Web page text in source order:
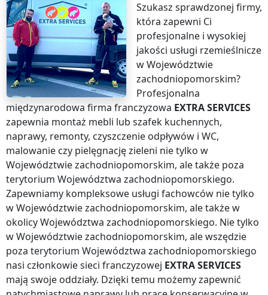
Szukasz sprawdzonej firmy,
która zapewni Ci
profesjonalne i wysokiej
jakości usługi rzemieślnicze
w Województwie
zachodniopomorskim?
Profesjonalna
międzynarodowa firma franczyzowa EXTRA SERVICES
zapewnia montaż mebli lub szafek kuchennych,
naprawy, remonty, czyszczenie odpływów i WC,
malowanie czy pielęgnację zieleni nie tylko w
Województwie zachodniopomorskim, ale także poza
terytorium Województwa zachodniopomorskiego.
Zapewniamy kompleksowe usługi fachowców nie tylko
w Województwie zachodniopomorskim, ale także w
okolicyWojewództwa zachodniopomorskiego. Nie tylko
w Województwie zachodniopomorskim, ale wszędzie
poza terytorium Województwa zachodniopomorskiego
nasi członkowie sieci franczyzowej EXTRA SERVICES
mają swoje oddziały. Dzięki temu możemy zapewnić